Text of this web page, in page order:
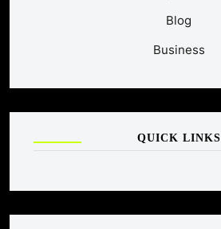
Blog
Business
QUICK LINKS